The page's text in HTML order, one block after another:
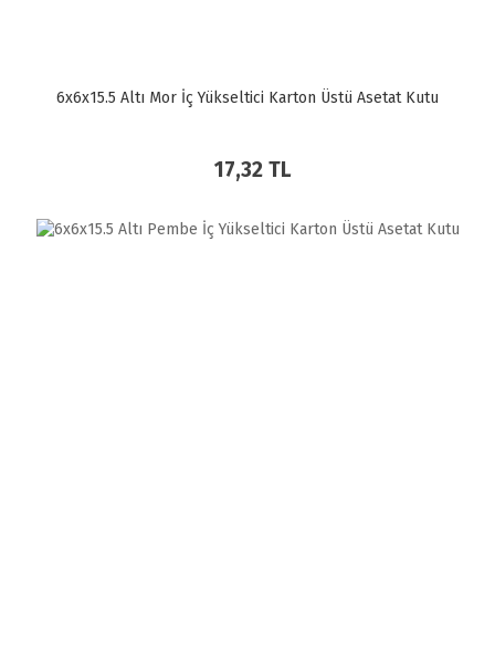
6x6x15.5 Altı Mor İç Yükseltici Karton Üstü Asetat Kutu
17,32 TL